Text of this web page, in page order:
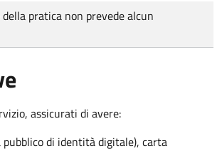
pratica non prevede alcun
assicurati di avere:
pubblico di identità digitale), carta